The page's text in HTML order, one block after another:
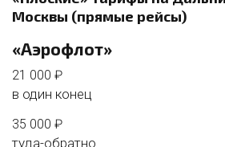
Москвы (прямые рейсы)
«Аэрофлот»
21 000 ₽
в один конец
35 000 ₽
туда-обратно